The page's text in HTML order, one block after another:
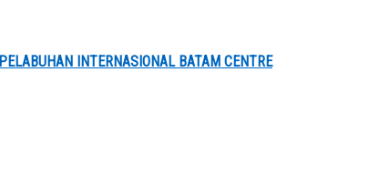
INTERNASIONAL BATAM CENTRE